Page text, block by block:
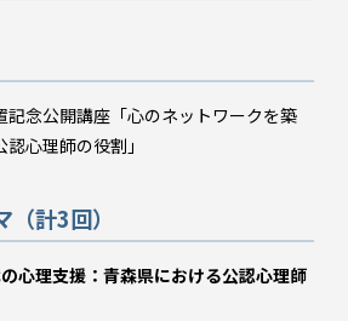
記念公開講座「心のネットワークを築
心理師の役割」
計3回）
心理支援：青森県における公認心理師